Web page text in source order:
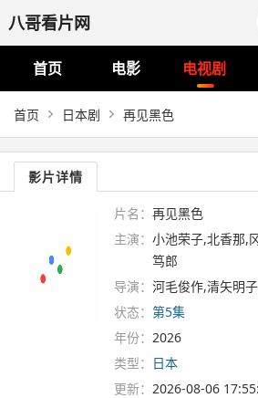
八哥看片网
首页 电影 电视剧
首页 日本剧 再见黑色
影片详情
片名： 再见黑色
主演： 小池荣子,北香那,
笃郎
导演： 河毛俊作,清矢明
状态： 第5集
年份： 2026
类型： 日本
更新： 2026-08-06